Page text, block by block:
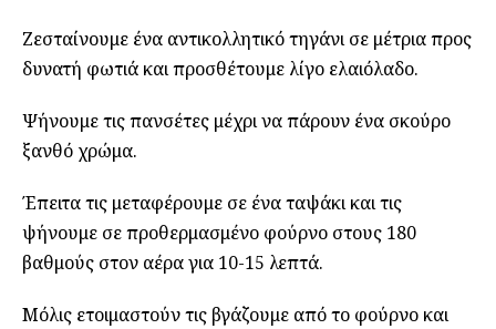
Ζεσταίνουμε ένα αντικολλητικό τηγάνι σε μέτρια προς
δυνατή φωτιά και προσθέτουμε λίγο ελαιόλαδο.
Ψήνουμε τις πανσέτες μέχρι να πάρουν ένα σκούρο
ξανθό χρώμα.
Έπειτα τις μεταφέρουμε σε ένα ταψάκι και τις
ψήνουμε σε προθερμασμένο φούρνο στους 180
βαθμούς στον αέρα για 10-15 λεπτά.
Μόλις ετοιμαστούν τις βγάζουμε από το φούρνο και